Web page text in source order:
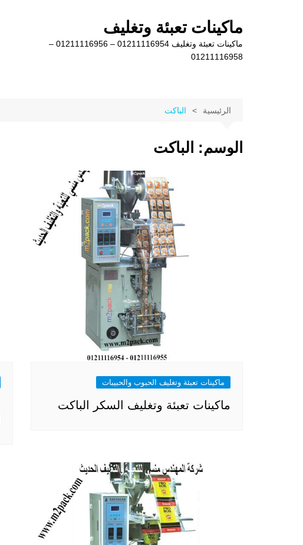
ماكينات تعبئة وتغليف
ماكينات تعبئة وتغليف 01211116954 – 01211116956 –
01211116958
الرئيسية الباكت
الوسم: الباكت
ماكينات تعبئة وتغليف الحبوب والحبيبات
ماكينات تعبئة وتغليف السكر الباكت